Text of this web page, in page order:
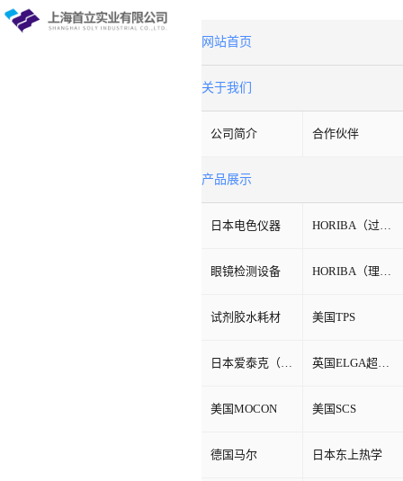
网站首页
关于我们
公司简介 合作伙伴
产品展示
日本电色仪器 HORIBA（过程&环境）
眼镜检测设备 HORIBA（理科学）
试剂胶水耗材 美国TPS
日本爱泰克（ETAC） 英国ELGA超纯水机
美国MOCON 美国SCS
德国马尔 日本东上热学